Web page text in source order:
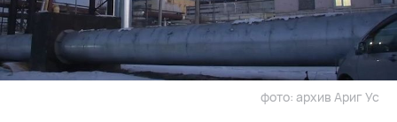
фото: архив Ариг Ус